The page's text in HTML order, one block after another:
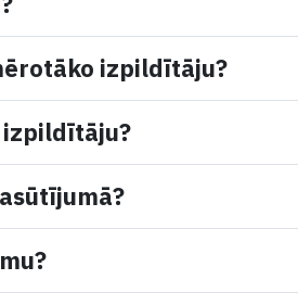
izpildītāju?
izpildītāju?